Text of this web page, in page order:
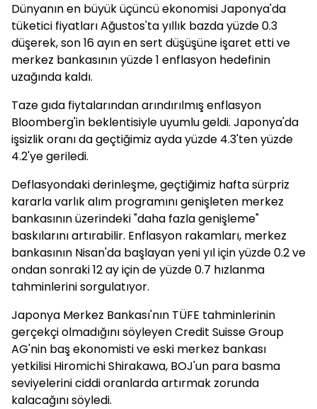
Dünyanın en büyük üçüncü ekonomisi Japonya'da
tüketici fiyatları Ağustos'ta yıllık bazda yüzde 0.3
düşerek, son 16 ayın en sert düşüşüne işaret etti ve
merkez bankasının yüzde 1 enflasyon hedefinin
uzağında kaldı.
Taze gıda fiytalarından arındırılmış enflasyon
Bloomberg'in beklentisiyle uyumlu geldi. Japonya'da
işsizlik oranı da geçtiğimiz ayda yüzde 4.3'ten yüzde
4.2'ye geriledi.
Deflasyondaki derinleşme, geçtiğimiz hafta sürpriz
kararla varlık alım programını genişleten merkez
bankasının üzerindeki "daha fazla genişleme"
baskılarını artırabilir. Enflasyon rakamları, merkez
bankasının Nisan'da başlayan yeni yıl için yüzde 0.2 ve
ondan sonraki 12 ay için de yüzde 0.7 hızlanma
tahminlerini sorgulatıyor.
Japonya Merkez Bankası'nın TÜFE tahminlerinin
gerçekçi olmadığını söyleyen Credit Suisse Group
AG'nin baş ekonomisti ve eski merkez bankası
yetkilisi Hiromichi Shirakawa, BOJ'un para basma
seviyelerini ciddi oranlarda artırmak zorunda
kalacağını söyledi.